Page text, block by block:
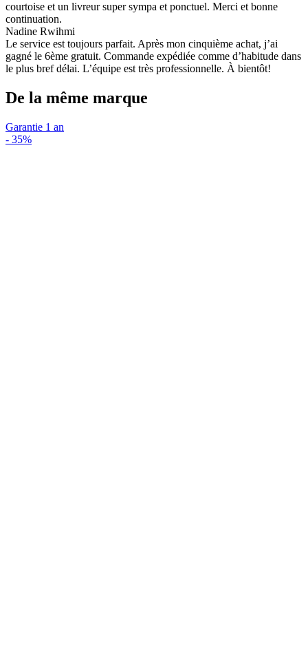
courtoise et un livreur super sympa et ponctuel. Merci et bonne
continuation.
Nadine Rwihmi
Le service est toujours parfait. Après mon cinquième achat, j’ai
gagné le 6ème gratuit. Commande expédiée comme d’habitude dans
le plus bref délai. L’équipe est très professionnelle. À bientôt!
De la même marque
Garantie 1 an
- 35%